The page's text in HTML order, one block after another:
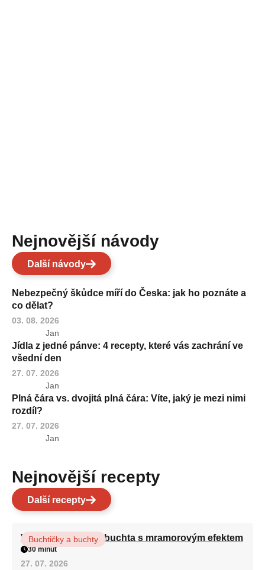
Nejnovější návody
Další návody
Nebezpečný škůdce míří do Česka: jak ho poznáte a
co dělat?
03. 08. 2026
Jan
Jídla z jedné pánve: 4 recepty, které vás zachrání ve
všední den
27. 07. 2026
Jan
Plná čára vs. dvojitá plná čára: Víte, jaký je mezi nimi
rozdíl?
27. 07. 2026
Jan
Nejnovější recepty
Další recepty
Vláčná olejová litá buchta s mramorovým efektem
Buchtičky a buchty
30 minut
27. 07. 2026